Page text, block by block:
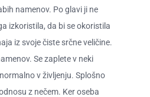
namenov. Po glavi ji ne
izkoristila, da bi se okoristila
iz svoje čiste srčne veličine.
Se zaplete v neki
v življenju. Splošno
z nečem. Ker oseba